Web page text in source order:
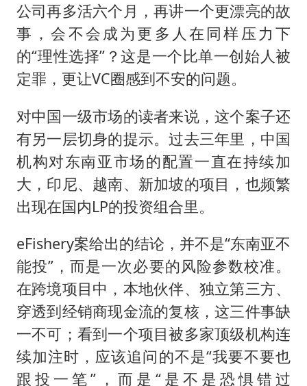
公司再多活六个月，再讲一个更漂亮的故
事，会不会成为更多人在同样压力下
的“理性选择”？这是一个比单一创始人被
定罪，更让VC圈感到不安的问题。
对中国一级市场的读者来说，这个案子还
有另一层切身的提示。过去三年里，中国
机构对东南亚市场的配置一直在持续加
大，印尼、越南、新加坡的项目，也频繁
出现在国内LP的投资组合里。
eFishery案给出的结论，并不是“东南亚不
能投”，而是一次必要的风险参数校准。
在跨境项目中，本地伙伴、独立第三方、
穿透到经销商现金流的复核，这三件事缺
一不可；看到一个项目被多家顶级机构连
续加注时，应该追问的不是“我要不要也
跟投一笔”，而是“是不是恐惧错过